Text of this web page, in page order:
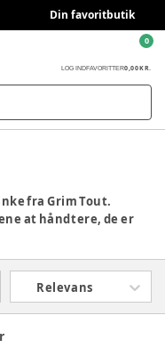
Din favoritbutik
LOG INDFAVORITTER0,00 KR.
0
fra Grim Tout.
at håndtere, de er
med de
Relevans